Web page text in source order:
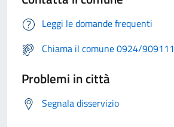
Leggi le domande frequenti
Chiama il comune 0924/909111
Problemi in città
Segnala disservizio